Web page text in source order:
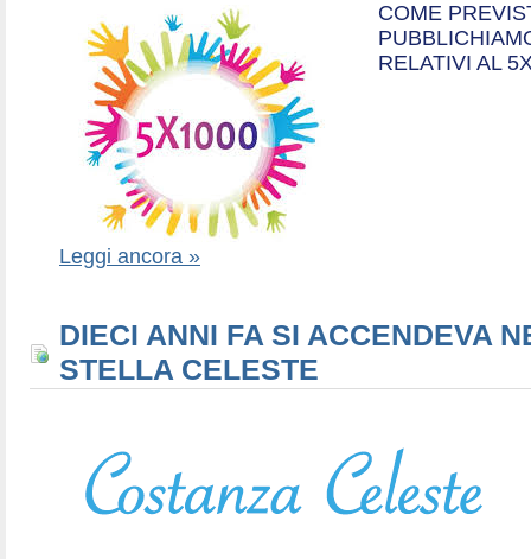
COME
RELATIVI AL
Leggi ancora »
DIECI ANNI FA SI ACCENDEVA
STELLA CELESTE